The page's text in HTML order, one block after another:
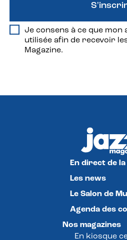
Je consens à ce que mon
utilisée afin de recevoir
Magazine.
En direct de
Les news
Le Salon de
Agenda des
Nos magazines
En kiosque